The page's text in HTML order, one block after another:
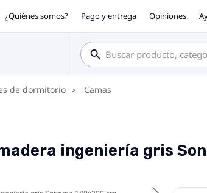
¿Quiénes somos? Pago y entrega Opiniones
de dormitorio Camas
ingeniería gris